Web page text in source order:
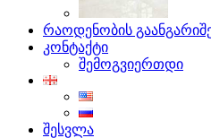
რაოდენობის
კონტაქტი
შემოგვიერთდი
შესვლა